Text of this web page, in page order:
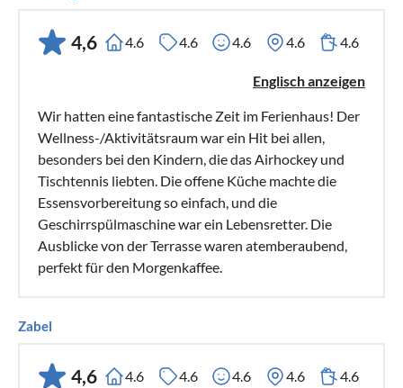
4,6 4.6 4.6 4.6 4.6 4.6
Englisch anzeigen
Wir hatten eine fantastische Zeit im Ferienhaus! Der
Wellness-/Aktivitätsraum war ein Hit bei allen,
besonders bei den Kindern, die das Airhockey und
Tischtennis liebten. Die offene Küche machte die
Essensvorbereitung so einfach, und die
Geschirrspülmaschine war ein Lebensretter. Die
Ausblicke von der Terrasse waren atemberaubend,
perfekt für den Morgenkaffee.
Zabel
4,6 4.6 4.6 4.6 4.6 4.6